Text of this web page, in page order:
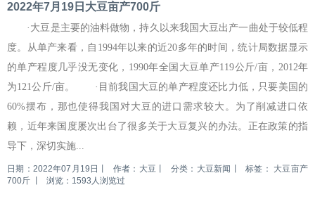
2022年7月19日大豆亩产700斤
·大豆是主要的油料做物，持久以来我国大豆出产一曲处于较低程
度。从单产来看，自1994年以来的近20多年的时间，统计局数据显示
的单产程度几乎没无变化，1990年全国大豆单产119公斤/亩，2012年
为121公斤/亩。 ·目前我国大豆的单产程度还比力低，只要美国的
60%摆布，那也使得我国对大豆的进口需求较大。为了削减进口依
赖，近年来国度屡次出台了很多关于大豆复兴的办法。正在政策的指
导下，深切实施...
日期：2022年07月19日 作者：大豆 分类：大豆新闻 标签： 大豆亩产
700斤
浏览：1593人浏览过